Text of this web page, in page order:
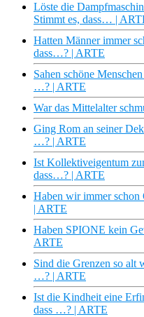
Löste die
Stimmt es, dass… |
Hatten Männer immer
dass…? | ARTE
Sahen schöne
…? | ARTE
War das Mittelalter
Ging Rom an seiner
…? | ARTE
Ist Kollektiveigentum
dass…? | ARTE
Haben wir immer
| ARTE
Haben SPIONE kein
ARTE
Sind die Grenzen so alt
…? | ARTE
Ist die Kindheit eine
dass …? | ARTE